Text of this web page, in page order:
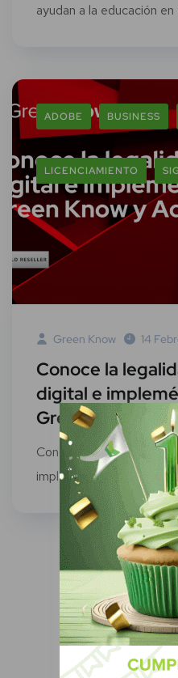
ayudan a la educación en
ADOBE BUSINESS
LICENCIAMIENTO
Green Know 14
Conoce la
digital e
Green Know y
Conoce la legalidad de
impleméntala junto con